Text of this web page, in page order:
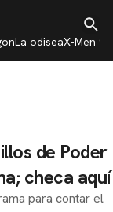
La odiseaX-Men 97
de Poder
checa aquí
para contar el